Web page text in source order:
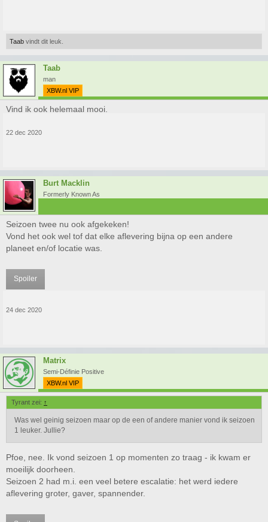
Taab vindt dit leuk.
Taab
man
XBW.nl VIP
Vind ik ook helemaal mooi.
22 dec 2020
Burt Macklin
Formerly Known As
Seizoen twee nu ook afgekeken!
Vond het ook wel tof dat elke aflevering bijna op een andere
planeet en/of locatie was.
Spoiler
24 dec 2020
Matrix
Semi-Définie Positive
XBW.nl VIP
Tyrant zei: ↑
Was wel geinig seizoen maar op de een of andere manier vond ik seizoen
1 leuker. Jullie?
Pfoe, nee. Ik vond seizoen 1 op momenten zo traag - ik kwam er
moeilijk doorheen.
Seizoen 2 had m.i. een veel betere escalatie: het werd iedere
aflevering groter, gaver, spannender.